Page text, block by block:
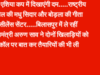
कप में दिखाएंगी दम…..राष्ट्रीय
की मधु सिदार और बोड़ला की गीता
सेंटर…..बिलासपुर में ले रहीं
अरुण साव ने दोनों खिलाड़ियों को
पर बात कर तैयारियों की भी ली